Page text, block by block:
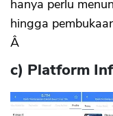
hanya perlu
hingga
Â
c) Platform